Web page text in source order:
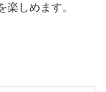
楽しめます。